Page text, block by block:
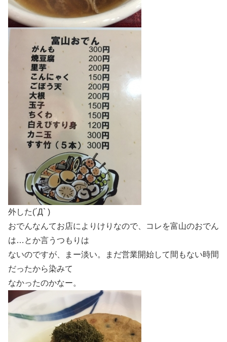
外した(´Д` )
おでんなんてお店によりけりなので、コレを富山のおでん
は…とか言うつもりは
ないのですが、まー淡い。まだ営業開始して間もない時間
だったから染みて
なかったのかなー。